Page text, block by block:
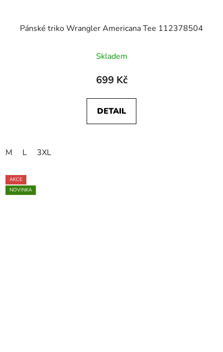
Pánské triko Wrangler Americana Tee 112378504
Skladem
699 Kč
DETAIL
M L 3XL
AKCE
NOVINKA